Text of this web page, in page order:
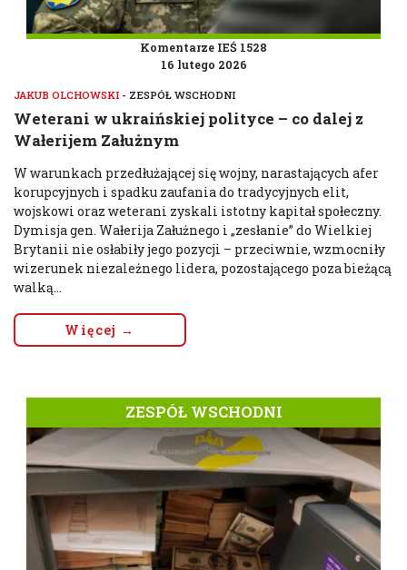
Komentarze IEŚ 1528
16 lutego 2026
JAKUB OLCHOWSKI - ZESPÓŁ WSCHODNI
Weterani w ukraińskiej polityce – co dalej z
Wałerijem Załużnym
W warunkach przedłużającej się wojny, narastających afer
korupcyjnych i spadku zaufania do tradycyjnych elit,
wojskowi oraz weterani zyskali istotny kapitał społeczny.
Dymisja gen. Wałerija Załużnego i „zesłanie” do Wielkiej
Brytanii nie osłabiły jego pozycji – przeciwnie, wzmocniły
wizerunek niezależnego lidera, pozostającego poza bieżącą
walką...
Więcej →
ZESPÓŁ WSCHODNI